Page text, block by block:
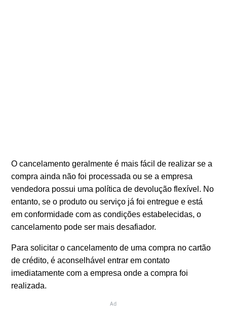
O cancelamento geralmente é mais fácil de realizar se a
compra ainda não foi processada ou se a empresa
vendedora possui uma política de devolução flexível. No
entanto, se o produto ou serviço já foi entregue e está
em conformidade com as condições estabelecidas, o
cancelamento pode ser mais desafiador.
Para solicitar o cancelamento de uma compra no cartão
de crédito, é aconselhável entrar em contato
imediatamente com a empresa onde a compra foi
realizada.
Ad